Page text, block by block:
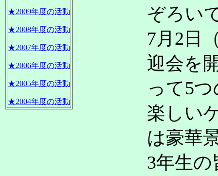
★2009年度の活動
★2008年度の活動
★2007年度の活動
★2006年度の活動
★2005年度の活動
★2004年度の活動
ぞろい
7月2日
迎会を
って5
楽しい
は豪華
3年生